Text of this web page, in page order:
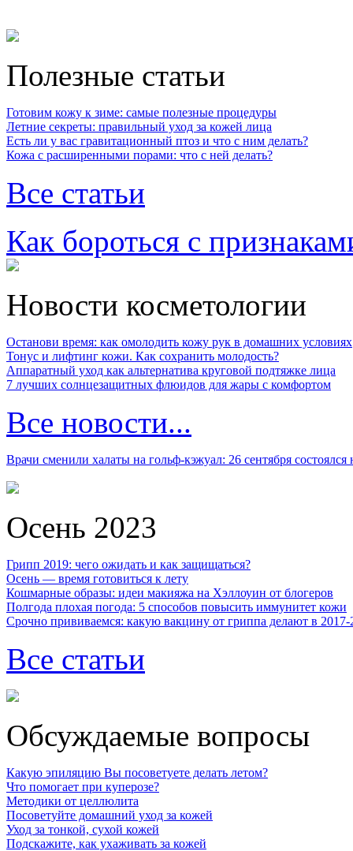
Полезные статьи
Готовим кожу к зиме: самые полезные процедуры
Летние секреты: правильный уход за кожей лица
Есть ли у вас гравитационный птоз и что с ним делать?
Кожа с расширенными порами: что с ней делать?
Все статьи
Как бороться с
Новости косметологии
Останови время: как омолодить кожу рук в домашних условиях
Тонус и лифтинг кожи. Как сохранить молодость?
Аппаратный уход как альтернатива круговой подтяжке лица
7 лучших солнцезащитных флюидов для жары с комфортом
Все новости...
Врачи сменили халаты на гольф-кэжуал: 26 сентября
Осень 2023
Грипп 2019: чего ожидать и как защищаться?
Осень — время готовиться к лету
Кошмарные образы: идеи макияжа на Хэллоуин от блогеров
Полгода плохая погода: 5 способов повысить иммунитет кожи
Срочно прививаемся: какую вакцину от гриппа делают в 2017-
Все статьи
Обсуждаемые вопросы
Какую эпиляцию Вы посоветуете делать летом?
Что помогает при куперозе?
Методики от целлюлита
Посоветуйте домашний уход за кожей
Уход за тонкой, сухой кожей
Подскажите, как ухаживать за кожей